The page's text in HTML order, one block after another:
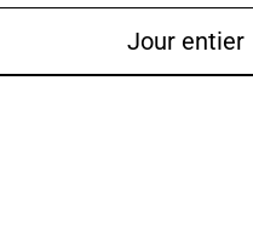
Jour entier